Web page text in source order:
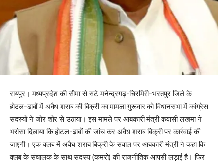
रायपुर। मध्यप्रदेश की सीमा से सटे मनेन्द्रगढ़-चिरमिरी-भरतपुर जिले के
होटल-ढाबों में अवैध शराब की बिक्री का मामला गुरूवार को विधानसभा में कांग्रेस
सदस्यों ने जोर शोर से उठाया। इस मामले पर आबकारी मंत्री कवासी लखमा ने
भरोसा दिलाया कि होटल-ढाबों की जांच कर अवैध शराब बिक्री पर कार्रवाई की
जाएगी। एक क्लब में अवैध शराब बिक्री के सवाल पर आबकारी मंत्री ने कहा कि
क्लब के संचालक के साथ सदस्य (कमरो) की राजनीतिक आपसी लड़ाई है। फिर